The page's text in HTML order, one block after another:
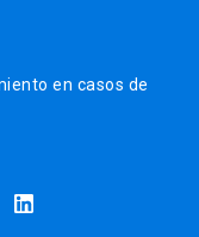
en casos de